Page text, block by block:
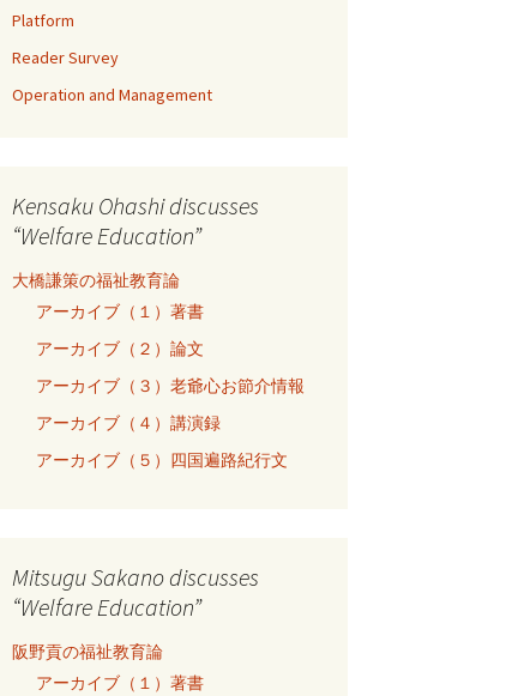
Platform
Reader Survey
Operation and Management
Kensaku Ohashi discusses
“Welfare Education”
大橋謙策の福祉教育論
アーカイブ（１）著書
アーカイブ（２）論文
アーカイブ（３）老爺心お節介情報
アーカイブ（４）講演録
アーカイブ（５）四国遍路紀行文
Mitsugu Sakano discusses
“Welfare Education”
阪野貢の福祉教育論
アーカイブ（１）著書